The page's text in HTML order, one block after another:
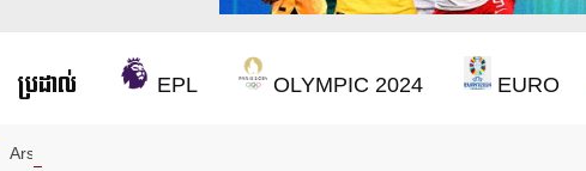
ប្រដាល់ EPL OLYMPIC 2024 EURO
Arsenal បញ្ចប់ការរង់ចាំ ២២ ឆ្នាំ ដើម្បីឈ្នះពាន Premier League